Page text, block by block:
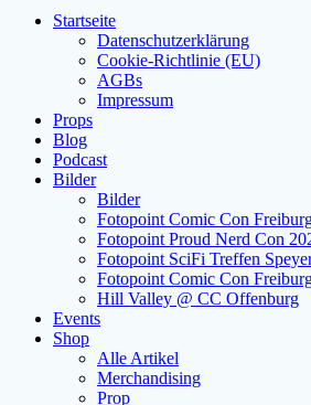
Startseite
Datenschutzerklärung
Cookie-Richtlinie (EU)
AGBs
Impressum
Props
Blog
Podcast
Bilder
Bilder
Fotopoint Comic Con
Fotopoint Proud Nerd Con
Fotopoint SciFi Treffen
Fotopoint Comic Con
Hill Valley @ CC Offenburg
Events
Shop
Alle Artikel
Merchandising
Prop